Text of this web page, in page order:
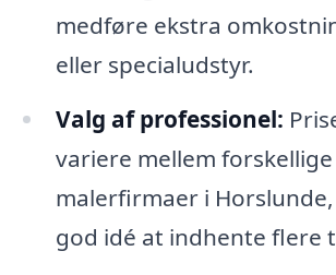
medføre ekstra
eller specialudstyr.
Valg af professionel:
variere mellem forskellige
malerfirmaer i
god idé at indhente flere